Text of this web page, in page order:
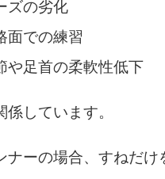
ズの劣化
面での練習
や足首の柔軟性低下
係しています。
ナーの場合、すねだけ